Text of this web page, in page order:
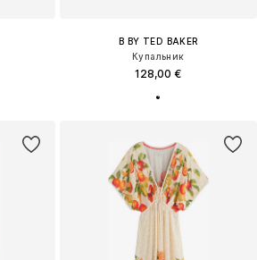
B BY TED BAKER
Купальник
128,00 €